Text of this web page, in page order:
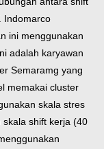
Indomarco
ini menggunakan
adalah karyawan
Semaramg yang
memakai cluster
skala stres
shift kerja (40